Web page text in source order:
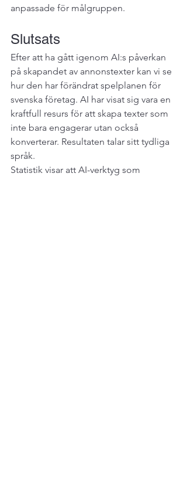
anpassade för målgruppen.
Slutsats
Efter att ha gått igenom AI:s påverkan
på skapandet av annonstexter kan vi se
hur den har förändrat spelplanen för
svenska företag. AI har visat sig vara en
kraftfull resurs för att skapa texter som
inte bara engagerar utan också
konverterar. Resultaten talar sitt tydliga
språk.
Statistik visar att AI-verktyg som